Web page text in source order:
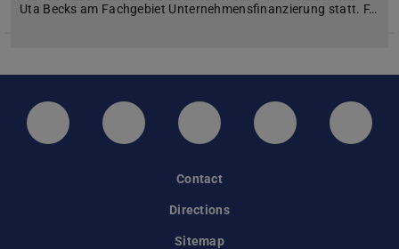
Uta Becks am Fachgebiet Unternehmensfinanzierung statt. F…
LinkedIn-Seite der TU Darmstadt
Instagram-Kanal der TU
Bluesky-Kanal der TU
Facebook-
Contact
Directions
Sitemap